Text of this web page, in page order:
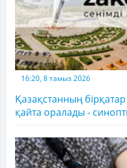
16:20, 8 тамыз 2026
Қазақстанның
қайта оралады -